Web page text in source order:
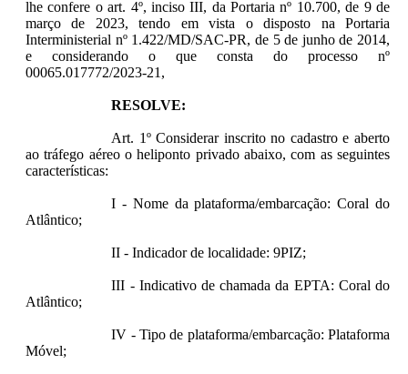
lhe confere o art. 4º, inciso III, da Portaria nº 10.700, de 9 de
março de 2023, tendo em vista o disposto na Portaria
Interministerial nº 1.422/MD/SAC-PR, de 5 de junho de 2014,
e considerando o que consta do processo nº
00065.017772/2023-21,
RESOLVE:
Art. 1º Considerar inscrito no cadastro e aberto
ao tráfego aéreo o heliponto privado abaixo, com as seguintes
características:
I - Nome da plataforma/embarcação: Coral do
Atlântico;
II - Indicador de localidade: 9PIZ;
III - Indicativo de chamada da EPTA: Coral do
Atlântico;
IV - Tipo de plataforma/embarcação: Plataforma
Móvel;